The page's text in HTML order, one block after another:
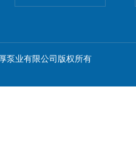
泵业有限公司版权所有